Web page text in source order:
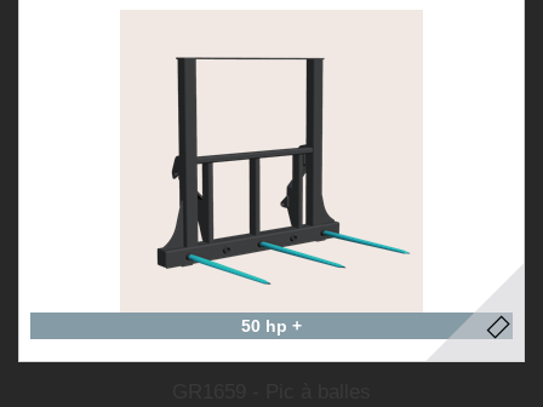
50 hp +